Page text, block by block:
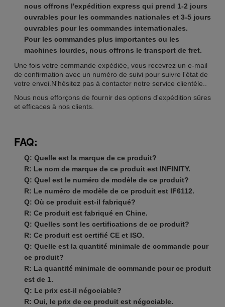
nous offrons l'expédition express qui prend 1-2 jours
ouvrables pour les commandes nationales et 3-5 jours
ouvrables pour les commandes internationales.
Pour les commandes plus importantes ou les
machines lourdes, nous offrons le transport de fret.
Une fois votre commande expédiée, vous recevrez un e-mail
de confirmation avec un numéro de suivi pour suivre l'état de
votre envoi.N'hésitez pas à contacter notre service clientèle..
Nous nous efforçons de fournir des options d'expédition sûres
et efficaces à nos clients.
FAQ:
Q: Quelle est la marque de ce produit?
R: Le nom de marque de ce produit est INFINITY.
Q: Quel est le numéro de modèle de ce produit?
R: Le numéro de modèle de ce produit est IF6112.
Q: Où ce produit est-il fabriqué?
R: Ce produit est fabriqué en Chine.
Q: Quelles sont les certifications de ce produit?
R: Ce produit est certifié CE et ISO.
Q: Quelle est la quantité minimale de commande pour
ce produit?
R: La quantité minimale de commande pour ce produit
est de 1.
Q: Le prix est-il négociable?
R: Oui, le prix de ce produit est négociable.